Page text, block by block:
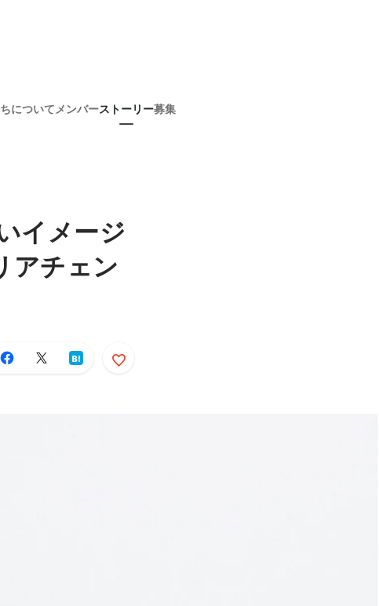
について メンバーストーリー募集
イメージ
アチェン